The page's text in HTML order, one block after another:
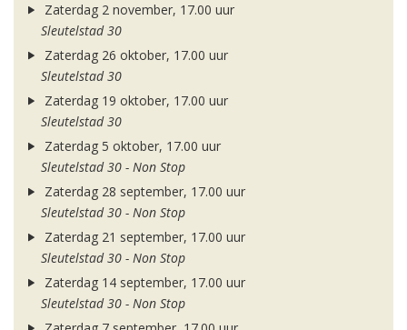
Zaterdag 2 november, 17.00 uur
Sleutelstad 30
Zaterdag 26 oktober, 17.00 uur
Sleutelstad 30
Zaterdag 19 oktober, 17.00 uur
Sleutelstad 30
Zaterdag 5 oktober, 17.00 uur
Sleutelstad 30 - Non Stop
Zaterdag 28 september, 17.00 uur
Sleutelstad 30 - Non Stop
Zaterdag 21 september, 17.00 uur
Sleutelstad 30 - Non Stop
Zaterdag 14 september, 17.00 uur
Sleutelstad 30 - Non Stop